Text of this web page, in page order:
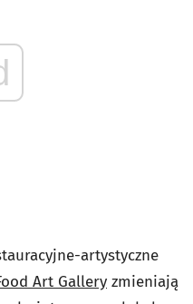
artystyczne
Art Gallery zmieniają